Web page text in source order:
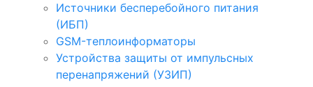
Источники бесперебойного питания
(ИБП)
GSM-теплоинформаторы
Устройства защиты от импульсных
перенапряжений (УЗИП)